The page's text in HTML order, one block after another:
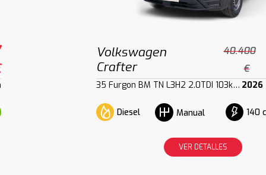
Volkswagen
Crafter
40.400
€
35 Furgon BM TN L3H2 2.0TDI 103kW140CV 2026
Diesel Manual 140
VER DETALLES